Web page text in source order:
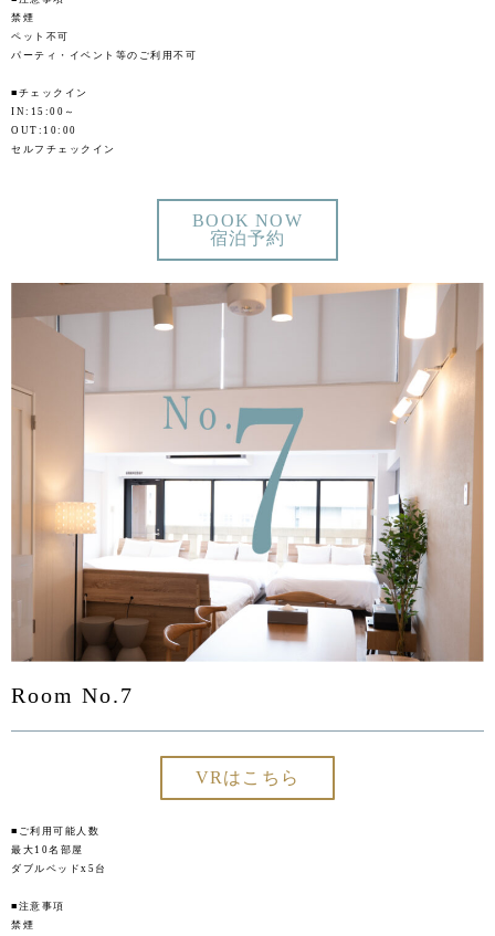
禁煙
ペット不可
パーティ・イベント等のご利用不可
■チェックイン
IN:15:00～
OUT:10:00
セルフチェックイン
BOOK NOW
宿泊予約
Room No.7
VRはこちら
■ご利用可能人数
最大10名部屋
ダブルベッドx5台
■注意事項
禁煙